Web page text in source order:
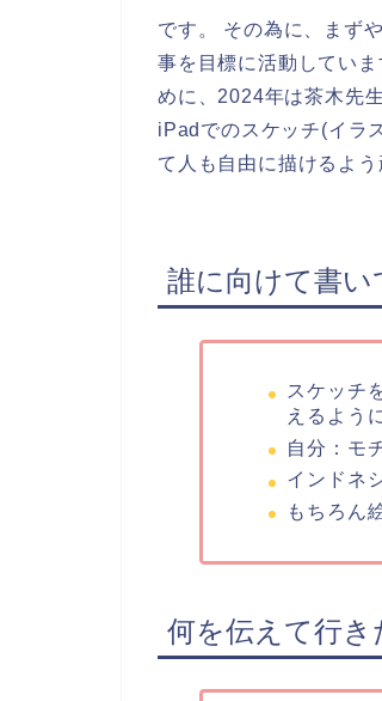
です。 その為に、まず
事を目標に活動してい
めに、2024年は茶木先
iPadでのスケッチ(イラ
て人も自由に描けるよう
誰に向けて書い
スケッチ
えるよう
自分：モ
インドネ
もちろん
何を伝えて行き